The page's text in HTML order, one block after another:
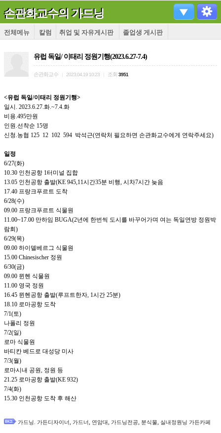
손관화교수의 가드닝
전체메뉴 칼럼 취업 및 자유게시판 졸업생 게시판
유럽 독일/ 이태리 정원기행(2023.6.27-7.4)
손관화교수 2023.04.19 10:23 조회 3951
<유럽 독일/이태리 정원기행>
일시. 2023.6.27.화.~7.4.화
비용.495만원
인원.선착순 15명
신청.농협 125 12 102 594 박석근(연락처 필요하면 손관화교수에게 연락주세요)
일정
6/27(화)
10.30 인천공항 1터미널 집합
13.05 인천공항 출발(KE 945,11시간35분 비행, 시차7시간 늦음
17.40 프랑크푸르트 도착
6/28(수)
09.00 프랑크푸르트 식물원
11.00~17.00 만하임 BUGA(2년에 한번씩 도시를 바꾸어가며 여는 독일연방 정원박
람회)
6/29(목)
09.00 하이델베르그 식물원
15.00 Chinesischer 정원
6/30(금)
09.00 뮌헨 식물원
11.00 영국 정원
16.45 뮌헨공항 출발(루프트한자, 1시간 25분)
18.10 로마공항 도착
7/1(토)
나폴리 정원
7/2(일)
로마 식물원
바티칸 베드로 대성당 미사
7/3(월)
로마시내 공원, 정원 등
21.25 로마공항 출발(KE 932)
7/4(화)
15.30 인천공항 도착 후 해산
가드닝. 가든디자이너, 가드너, 연암대, 가드닝전공, 분식물, 실내정원닝 가든카페